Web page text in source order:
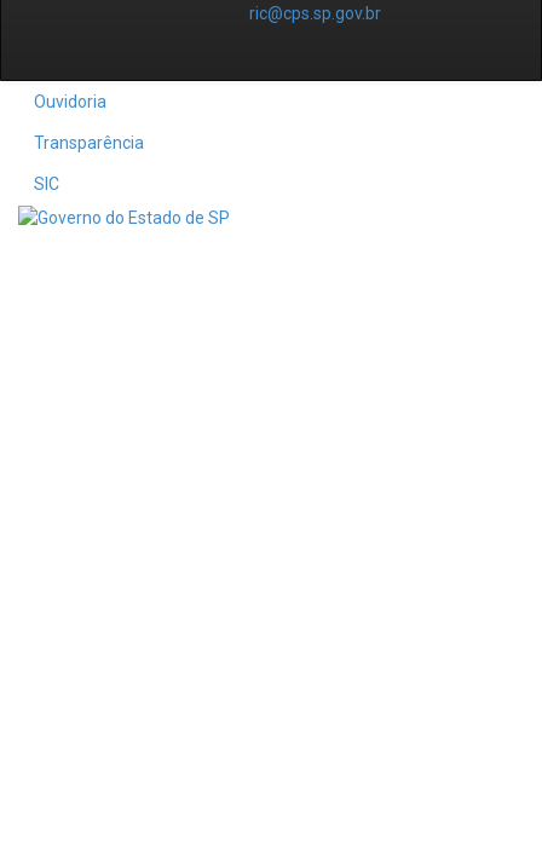
ric@cps.sp.gov.br
Ouvidoria
Transparência
SIC